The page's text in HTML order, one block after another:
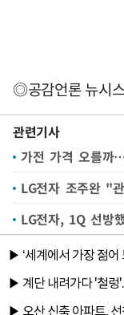
◎공감언론 뉴시
관련기사
가전 가격 오를까
LG전자 조주완 "
LG전자, 1Q 선방